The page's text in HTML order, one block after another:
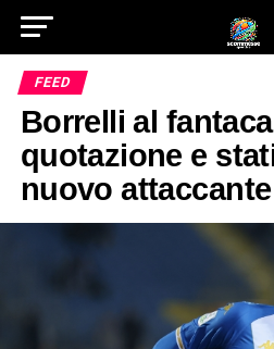
FEED
Borrelli al
quotazione e
nuovo